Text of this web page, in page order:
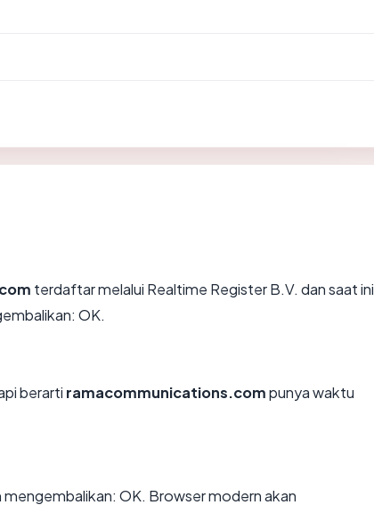
terdaftar melalui Realtime Register B.V. dan saat ini
OK.
berarti ramacommunications.compunya waktu
OK. Browser modern akan